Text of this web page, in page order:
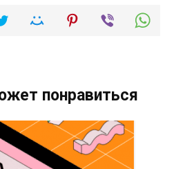
понравиться